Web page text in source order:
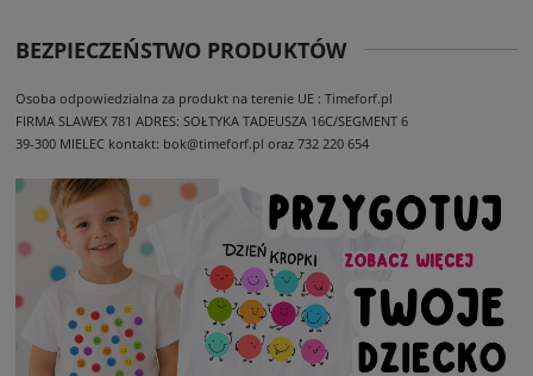
BEZPIECZEŃSTWO PRODUKTÓW
Osoba odpowiedzialna za produkt na terenie UE : Timeforf.pl
FIRMA SLAWEX 781 ADRES: SOŁTYKA TADEUSZA 16C/SEGMENT 6
39-300 MIELEC kontakt: bok@timeforf.pl oraz 732 220 654